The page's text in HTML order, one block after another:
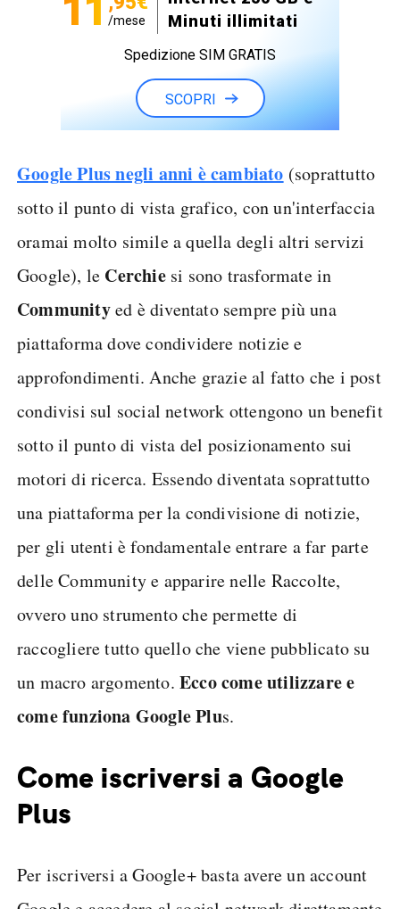
/mese
Minuti illimitati
Spedizione SIM GRATIS
SCOPRI
Google Plus negli anni è cambiato (soprattutto
sotto il punto di vista grafico, con un'interfaccia
oramai molto simile a quella degli altri servizi
Google), le Cerchie si sono trasformate in
Communityed è diventato sempre più una
piattaforma dove condividere notizie e
approfondimenti. Anche grazie al fatto che i post
condivisi sul social network ottengono un benefit
sotto il punto di vista del posizionamento sui
motori di ricerca. Essendo diventata soprattutto
una piattaforma per la condivisione di notizie,
per gli utenti è fondamentale entrare a far parte
delle Community e apparire nelle Raccolte,
ovvero uno strumento che permette di
raccogliere tutto quello che viene pubblicato su
un macro argomento. Ecco come utilizzare e
come funziona Google Plus.
Come iscriversi a Google
Plus
Per iscriversi a Google+ basta avere un account